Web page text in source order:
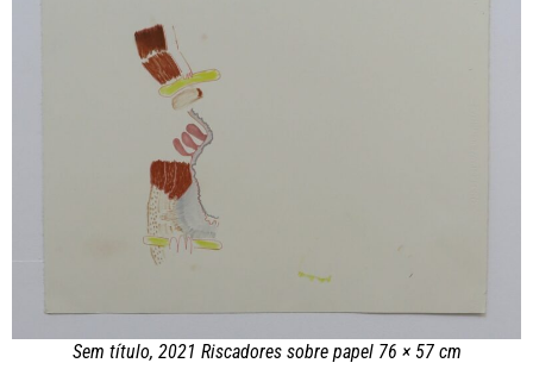
Sem título, 2021 Riscadores sobre papel 76 × 57 cm